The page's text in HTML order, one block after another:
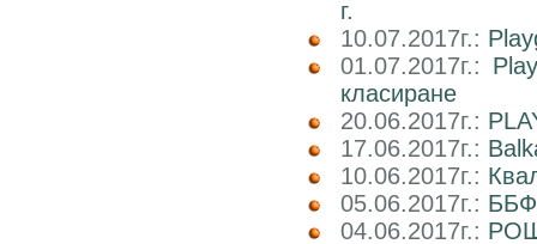
г.
10.07.2017г.:
01.07.2017г.:
класиране
20.06.2017г.:
17.06.2017г.:
10.06.2017г.:
05.06.2017г.: ББФ
04.06.2017г.: